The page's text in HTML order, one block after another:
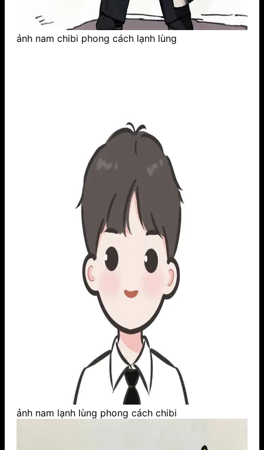
ảnh nam chibi phong cách lạnh lùng
ảnh nam lạnh lùng phong cách chibi